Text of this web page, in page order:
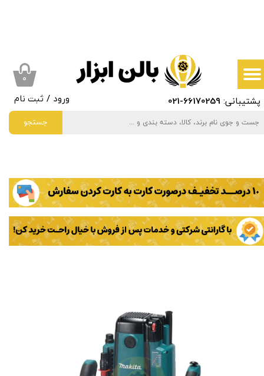
جستجو
پشتیبانی:66170259
-021 ورود / ثبت نام
سفارشات
خروج از حساب کاربری
۰